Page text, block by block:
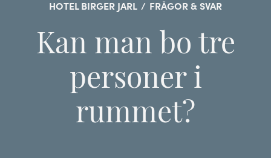
HOTEL BIRGER JARL / FRÅGOR & SVAR
Kan man bo tre
personer i
rummet?